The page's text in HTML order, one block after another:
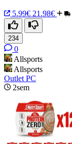
5.99€ 21.98€
234
0
Allsports
Allsports
Outlet PC
2sem